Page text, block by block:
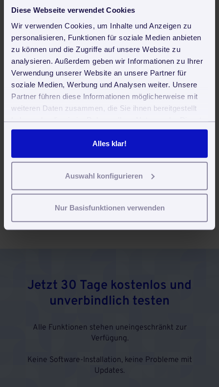
Diese Webseite verwendet Cookies
Wir verwenden Cookies, um Inhalte und Anzeigen zu
personalisieren, Funktionen für soziale Medien anbieten
zu können und die Zugriffe auf unsere Website zu
analysieren. Außerdem geben wir Informationen zu Ihrer
Verwendung unserer Website an unsere Partner für
soziale Medien, Werbung und Analysen weiter. Unsere
Partner führen diese Informationen möglicherweise mit
weiteren Daten zusammen, die Sie ihnen bereitgestellt
gesammelt haben. Sie geben Einwilligung zu unseren
Cookies, wenn Sie unsere Webseite weiterhin nutzen.
Alles klar!
Auswahl konfigurieren
Nur Basisfunktionen verwenden
Dampfstrahler
Was ist ein Dampfstrahler?
Mehr Infos dazu!
SEPA Lastschriftverfahren
Was ist das SEPA Lastschriftverfahren?
Kehrmaschine
Wofür sind Kehrmaschinen gut?
Mehr Infos dazu!
Jetzt 30 Tage kostenlos und
unverbindlich testen
Alle Funktionen stehen uneingeschränkt zur
Verfügung.
Keine Software-Installation, keine Probleme mit
Updates.